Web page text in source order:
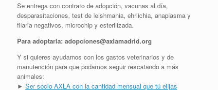
Se entrega con contrato de adopción, vacunas al día,
desparasitaciones, test de leishmania, ehrlichia, anaplasma y
filaria negativos, microchip y esterilizada.
Para adoptarla: adopciones@axlamadrid.org
Y si quieres ayudarnos con los gastos veterinarios y de
manutención para que podamos seguir rescatando a más
animales:
► Ser socio AXLA con la cantidad mensual que tú elijas